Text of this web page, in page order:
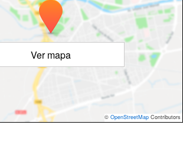
Ver mapa
© OpenStreetMap Contributors